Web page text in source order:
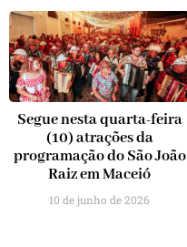
Segue nesta quarta-feira
(10) atrações da
programação do São João
Raiz em Maceió
10 de junho de 2026